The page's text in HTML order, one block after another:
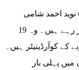
تقریباً 6 یا 7 سال سے چینیوں کے ساتھ کام کر رہے ہیں۔ وہ 19
کوآرڈینیٹر ہیں۔
میں پہلی بار